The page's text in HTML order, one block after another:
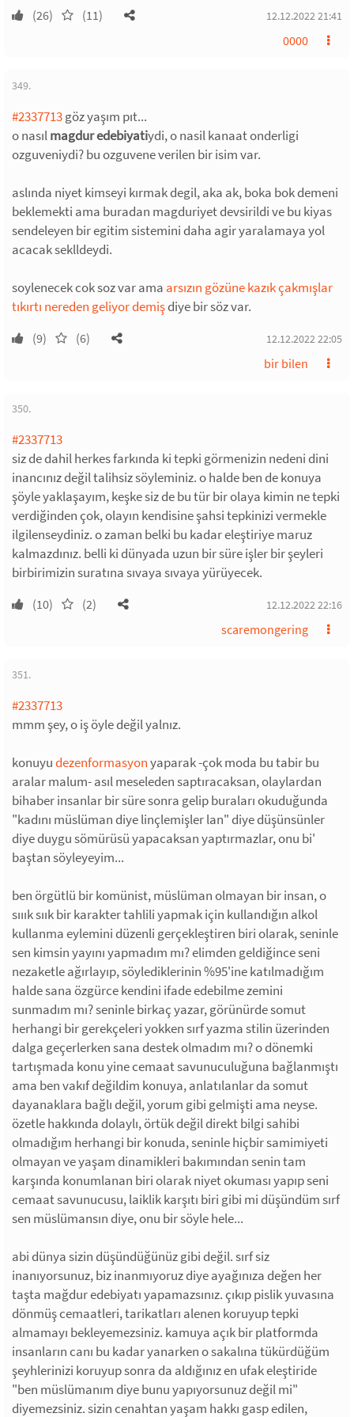
(26) (11) 12.12.2022 21:41
0000
349.
#2337713göz yaşım pıt...
o nasılmagdur edebiyatiydi, o nasil kanaat onderligi
ozguveniydi? bu ozguvene verilen bir isim var.
aslında niyet kimseyi kırmak degil, aka ak, boka bok demeni
beklemekti ama buradan magduriyet devsirildi ve bu kiyas
sendeleyen bir egitim sistemini daha agir yaralamaya yol
acacak seklldeydi.
soylenecek cok soz var ama arsızın gözüne kazık çakmışlar
tıkırtı nereden geliyor demişdiye bir söz var.
(9) (6) 12.12.2022 22:05
bir bilen
350.
#2337713
siz de dahil herkes farkında ki tepki görmenizin nedeni dini
inancınız değil talihsiz söyleminiz. o halde ben de konuya
şöyle yaklaşayım, keşke siz de bu tür bir olaya kimin ne tepki
verdiğinden çok, olayın kendisine şahsi tepkinizi vermekle
ilgilenseydiniz. o zaman belki bu kadar eleştiriye maruz
kalmazdınız. belli ki dünyada uzun bir süre işler bir şeyleri
birbirimizin suratına sıvaya sıvaya yürüyecek.
(10) (2) 12.12.2022 22:16
scaremongering
351.
#2337713
mmm şey, o iş öyle değil yalnız.
konuyudezenformasyonyaparak -çok moda bu tabir bu
aralar malum- asıl meseleden saptıracaksan, olaylardan
bihaber insanlar bir süre sonra gelip buraları okuduğunda
"kadını müslüman diye linçlemişler lan" diye düşünsünler
diye duygu sömürüsü yapacaksan yaptırmazlar, onu bi'
baştan söyleyeyim...
ben örgütlü bir komünist, müslüman olmayan bir insan, o
sııık sıık bir karakter tahlili yapmak için kullandığın alkol
kullanma eylemini düzenli gerçekleştiren biri olarak, seninle
sen kimsin yayını yapmadım mı? elimden geldiğince seni
nezaketle ağırlayıp, söylediklerinin %95'ine katılmadığım
halde sana özgürce kendini ifade edebilme zemini
sunmadım mı? seninle birkaç yazar, görünürde somut
herhangi bir gerekçeleri yokken sırf yazma stilin üzerinden
dalga geçerlerken sana destek olmadım mı? o dönemki
tartışmada konu yine cemaat savunuculuğuna bağlanmıştı
ama ben vakıf değildim konuya, anlatılanlar da somut
dayanaklara bağlı değil, yorum gibi gelmişti ama neyse.
özetle hakkında dolaylı, örtük değil direkt bilgi sahibi
olmadığım herhangi bir konuda, seninle hiçbir samimiyeti
olmayan ve yaşam dinamikleri bakımından senin tam
karşında konumlanan biri olarak niyet okuması yapıp seni
cemaat savunucusu, laiklik karşıtı biri gibi mi düşündüm sırf
sen müslümansın diye, onu bir söyle hele...
abi dünya sizin düşündüğünüz gibi değil. sırf siz
inanıyorsunuz, biz inanmıyoruz diye ayağınıza değen her
taşta mağdur edebiyatı yapamazsınız. çıkıp pislik yuvasına
dönmüş cemaatleri, tarikatları alenen koruyup tepki
almamayı bekleyemezsiniz. kamuya açık bir platformda
insanların canı bu kadar yanarken o sakalına tükürdüğüm
şeyhlerinizi koruyup sonra da aldığınız en ufak eleştiride
"ben müslümanım diye bunu yapıyorsunuz değil mi"
diyemezsiniz. sizin cenahtan yaşam hakkı gasp edilen,